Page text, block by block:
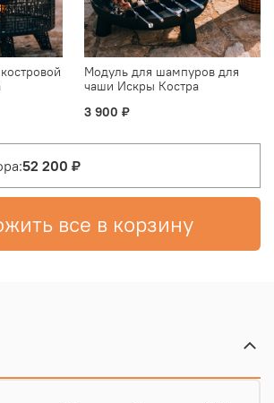
Модуль для шампуров для
чаши Искры Костра
3 900 ₽
52 200 ₽
все в корзину